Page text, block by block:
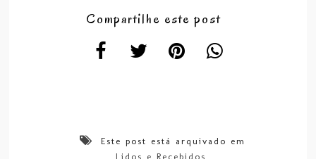
Compartilhe este post
Este post está arquivado em
Lidos e Recebidos